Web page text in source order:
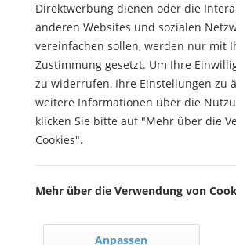
Direktwerbung dienen oder die
anderen Websites und sozialen
vereinfachen sollen, werden nur mit
Zustimmung gesetzt. Um Ihre
zu widerrufen, Ihre Einstellungen zu
weitere Informationen über die
klicken Sie bitte auf "Mehr über die
Cookies".
Mehr über die Verwendung von
Anpassen